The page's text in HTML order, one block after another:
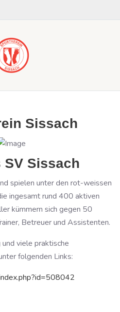
Sissach
SV Sissach
spielen unter den rot-weissen
ingesamt rund 400 aktiven
kümmern sich gegen 50
Betreuer und Assistenten.
viele praktische
folgenden Links: